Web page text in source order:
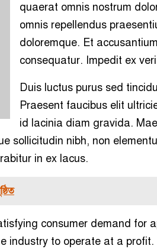
quaerat omnis nostrum
omnis repellendus
doloremque. Et
consequatur. Impedit ex
Duis luctus purus sed
Praesent faucibus elit
id lacinia diam gravida.
sollicitudin nibh, non
in ex lacus.
consumer demand for
industry to operate at a profit.